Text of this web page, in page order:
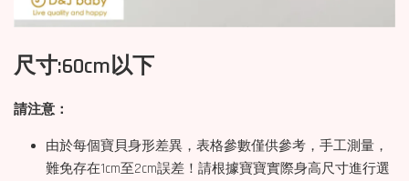
尺寸:60cm以下
請注意：
由於每個寶貝身形差異，表格參數僅供參考，手工測量，
難免存在1cm至2cm誤差！請根據寶寶實際身高尺寸進行選